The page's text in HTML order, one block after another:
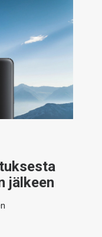
jälkeen